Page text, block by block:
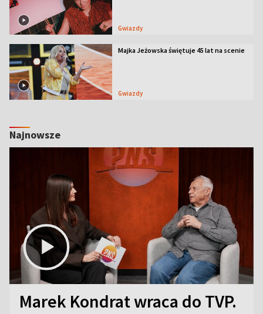
Gwiazdy
Majka Jeżowska świętuje 45 lat na scenie
Gwiazdy
Najnowsze
Marek Kondrat wraca do TVP.